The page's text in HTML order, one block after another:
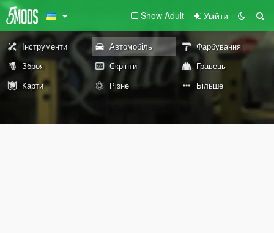
Show Adult Увійти
Інструменти Автомобіль
Фарбування
Зброя
Скріпти
Гравець
Карти
Різне Більше